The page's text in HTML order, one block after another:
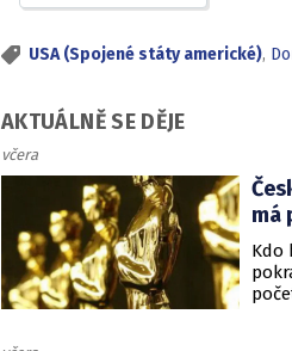
USA (Spojené státy americké),
AKTUÁLNĚ SE DĚJE
včera
má
Kdo